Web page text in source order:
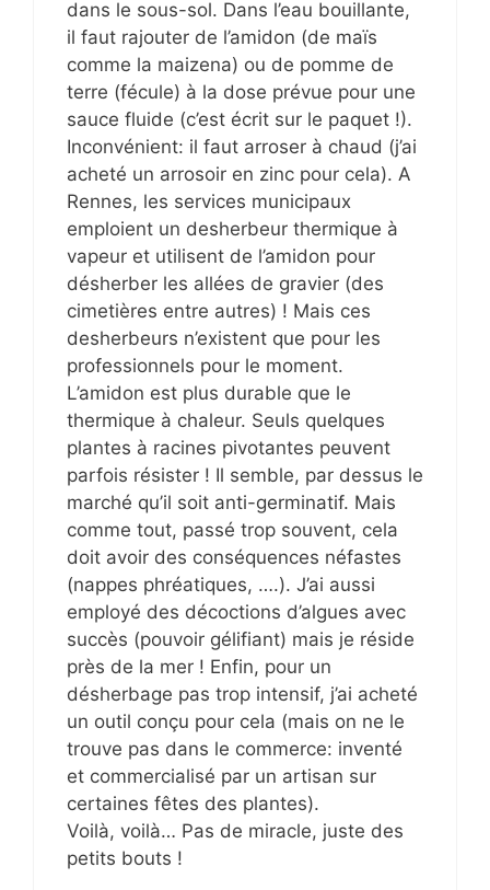
dans le sous-sol. Dans l’eau bouillante,
il faut rajouter de l’amidon (de maïs
comme la maizena) ou de pomme de
terre (fécule) à la dose prévue pour une
sauce fluide (c’est écrit sur le paquet !).
Inconvénient: il faut arroser à chaud (j’ai
acheté un arrosoir en zinc pour cela). A
Rennes, les services municipaux
emploient un desherbeur thermique à
vapeur et utilisent de l’amidon pour
désherber les allées de gravier (des
cimetières entre autres) ! Mais ces
desherbeurs n’existent que pour les
professionnels pour le moment.
L’amidon est plus durable que le
thermique à chaleur. Seuls quelques
plantes à racines pivotantes peuvent
parfois résister ! Il semble, par dessus le
marché qu’il soit anti-germinatif. Mais
comme tout, passé trop souvent, cela
doit avoir des conséquences néfastes
(nappes phréatiques, ….). J’ai aussi
employé des décoctions d’algues avec
succès (pouvoir gélifiant) mais je réside
près de la mer ! Enfin, pour un
désherbage pas trop intensif, j’ai acheté
un outil conçu pour cela (mais on ne le
trouve pas dans le commerce: inventé
et commercialisé par un artisan sur
certaines fêtes des plantes).
Voilà, voilà… Pas de miracle, juste des
petits bouts !